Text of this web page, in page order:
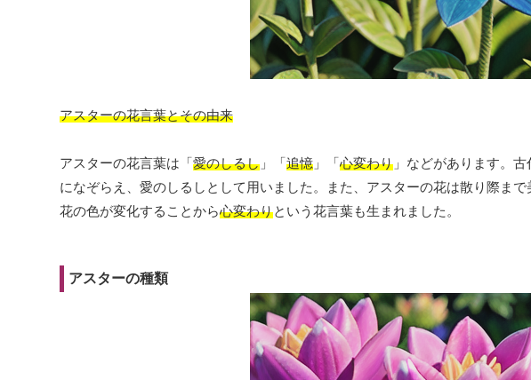
アスターの花言葉とその由来
アスターの花言葉は「愛のしるし 」「追憶 」「心変わり 」などがあります。
になぞらえ、愛のしるしとして用いました。また、アスターの花は散り際まで
花の色が変化することから心変わりという花言葉も生まれました。
アスターの種類